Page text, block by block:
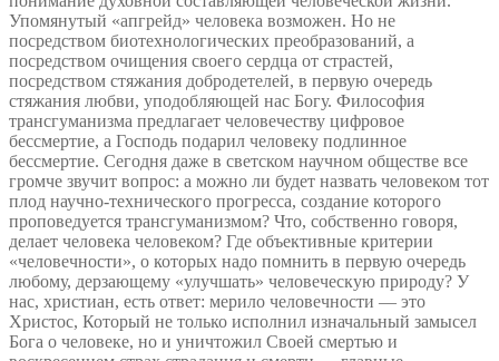
Упомянутый «апгрейд» человека возможен. Но не
посредством биотехнологических преобразований, а
посредством очищения своего сердца от страстей,
посредством стяжания добродетелей, в первую очередь
стяжания любви, уподобляющей нас Богу. Философия
трансгуманизма предлагает человечеству цифровое
бессмертие, а Господь подарил человеку подлинное
бессмертие. Сегодня даже в светском научном обществе все
громче звучит вопрос: а можно ли будет назвать человеком тот
плод научно-технического прогресса, создание которого
проповедуется трансгуманизмом? Что, собственно говоря,
делает человека человеком? Где объективные критерии
«человечности», о которых надо помнить в первую очередь
любому, дерзающему «улучшать» человеческую природу? У
нас, христиан, есть ответ: мерило человечности — это
Христос, Который не только исполнил изначальный замысел
Бога о человеке, но и уничтожил Своей смертью и